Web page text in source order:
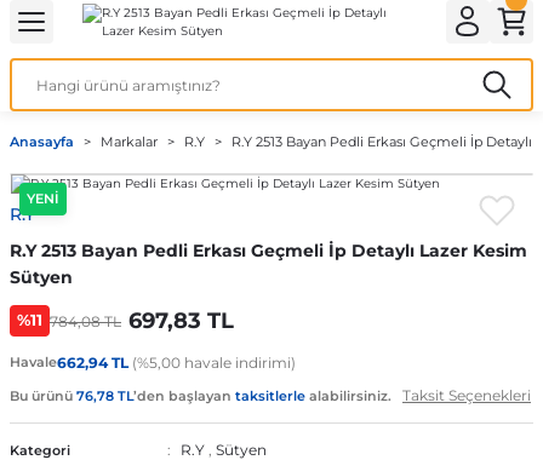
Geri Dön
Geri Dön
Geri Dön
İç Giyim
Geri Dön
Çorap
Geri Dön
Köpek Bakım Ürünleri
Anasayfa Markalar R.Y R.Y 2513 Bayan Pedli Erkası Geçmeli İp
YENİ
R.Y
R.Y 2513 Bayan Pedli Erkası Geçmeli İp Detaylı Lazer Kesim
Sütyen
%11 784,08 TL 697,83 TL
Havale662,94 TL(%5,00 havale indirimi)
Bu ürünü 76,78 TL’den başlayan taksitlerle alabilirsiniz. Taksit Seçenekleri
Kategori R.Y , Sütyen